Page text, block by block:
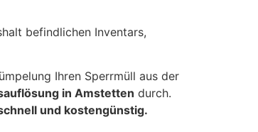
befindlichen Inventars,
Ihren Sperrmüll aus der
in Amstetten durch.
und kostengünstig.